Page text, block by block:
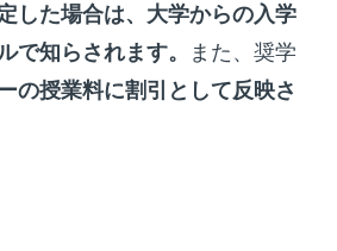
した場合は、大学からの入学
で知らされます。
また、奨学
の授業料に割引として反映さ